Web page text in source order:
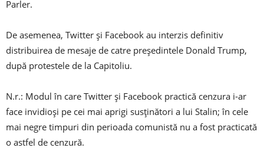
Parler.
De asemenea, Twitter și Facebook au interzis definitiv
distribuirea de mesaje de catre președintele Donald Trump,
după protestele de la Capitoliu.
N.r.: Modul în care Twitter și Facebook practică cenzura i-ar
face invidioși pe cei mai aprigi susținători a lui Stalin; în cele
mai negre timpuri din perioada comunistă nu a fost practicată
o astfel de cenzură.